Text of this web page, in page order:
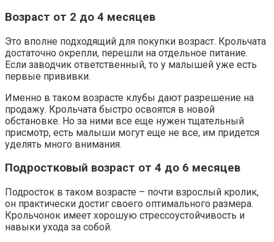
Возраст от 2 до 4 месяцев
Это вполне подходящий для покупки возраст. Крольчата
достаточно окрепли, перешли на отдельное питание.
Если заводчик ответственный, то у малышей уже есть
первые прививки.
Именно в таком возрасте клубы дают разрешение на
продажу. Крольчата быстро освоятся в новой
обстановке. Но за ними все еще нужен тщательный
присмотр, есть малыши могут еще не все, им придется
уделять много внимания.
Подростковый возраст от 4 до 6 месяцев
Подросток в таком возрасте – почти взрослый кролик,
он практически достиг своего оптимального размера.
Крольчонок имеет хорошую стрессоустойчивость и
навыки ухода за собой.